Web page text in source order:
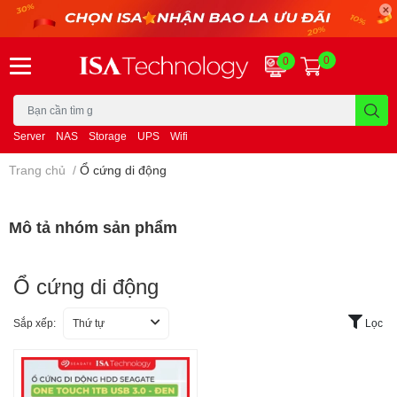
Server NAS Storage UPS Wifi
0 0
Trang chủ / Ổ cứng di động
Mô tả nhóm sản phẩm
Ổ cứng di động
Sắp xếp: Thứ tự Lọc